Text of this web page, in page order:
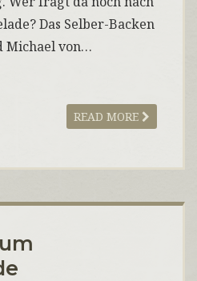
Das Selber-Backen
Michael von…
READ MORE